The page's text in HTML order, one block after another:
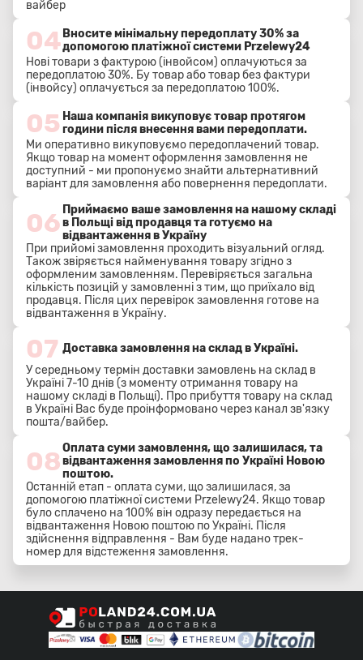
вайбер
04 Вносите мінімальну передоплату 30% за
допомогою платіжної системи Przelewy24
Нові товари з фактурою (інвойсом) оплачуються за
передоплатою 30%. Бу товар або товар без фактури
(інвойсу) оплачується за передоплатою 100%.
05 Наша компанія викуповує товар протягом
години після внесення вами передоплати.
Ми оперативно викуповуємо передоплачений товар.
Якщо товар на момент оформлення замовлення не
доступний - ми пропонуємо знайти альтернативний
варіант для замовлення або повернення передоплати.
06 Приймаємо ваше замовлення на нашому складі
в Польщі від продавця та готуємо на
відвантаження в Україну
При прийомі замовлення проходить візуальний огляд.
Також звіряється найменування товару згідно з
оформленим замовленням. Перевіряється загальна
кількість позицій у замовленні з тим, що приїхало від
продавця. Після цих перевірок замовлення готове на
відвантаження в Україну.
07 Доставка замовлення на склад в Україні.
У середньому термін доставки замовлень на склад в
Україні 7-10 днів (з моменту отримання товару на
нашому складі в Польщі). Про прибуття товару на склад
в Україні Вас буде проінформовано через канал зв'язку
пошта/вайбер.
08Оплата суми замовлення, що залишилася, та
відвантаження замовлення по Україні Новою
поштою.
Останній етап - оплата суми, що залишилася, за
допомогою платіжної системи Przelewy24. Якщо товар
було сплачено на 100% він одразу передається на
відвантаження Новою поштою по Україні. Після
здійснення відправлення - Вам буде надано трек-
номер для відстеження замовлення.